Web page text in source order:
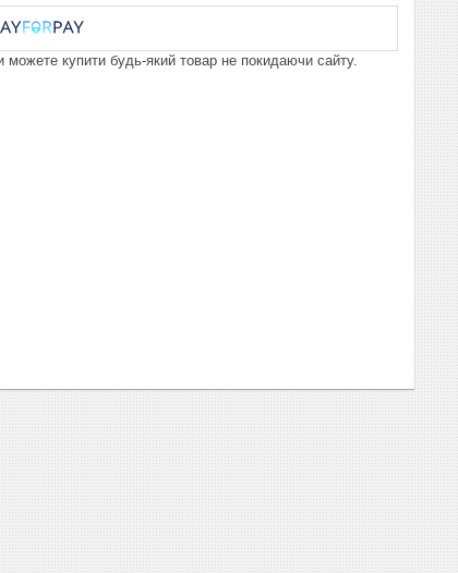
можете купити будь-який товар не покидаючи сайту.